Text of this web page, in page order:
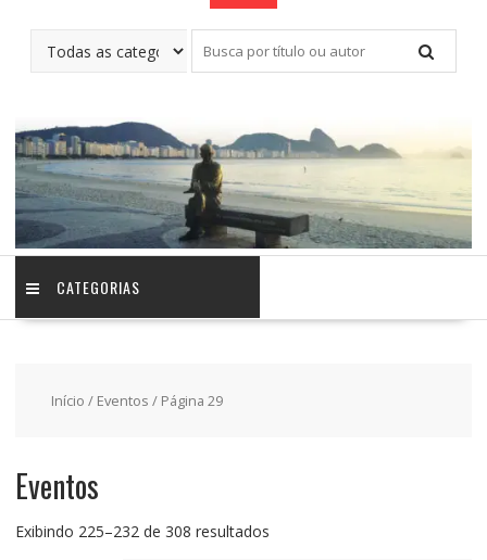
CATEGORIAS
Início / Eventos / Página 29
Eventos
Exibindo 225–232 de 308 resultadosClassificado